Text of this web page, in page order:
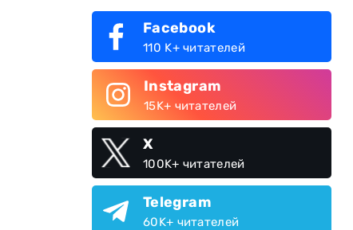
Facebook
110 K+ читателей
Instagram
15K+ читателей
X
100K+ читателей
Telegram
60K+ читателей